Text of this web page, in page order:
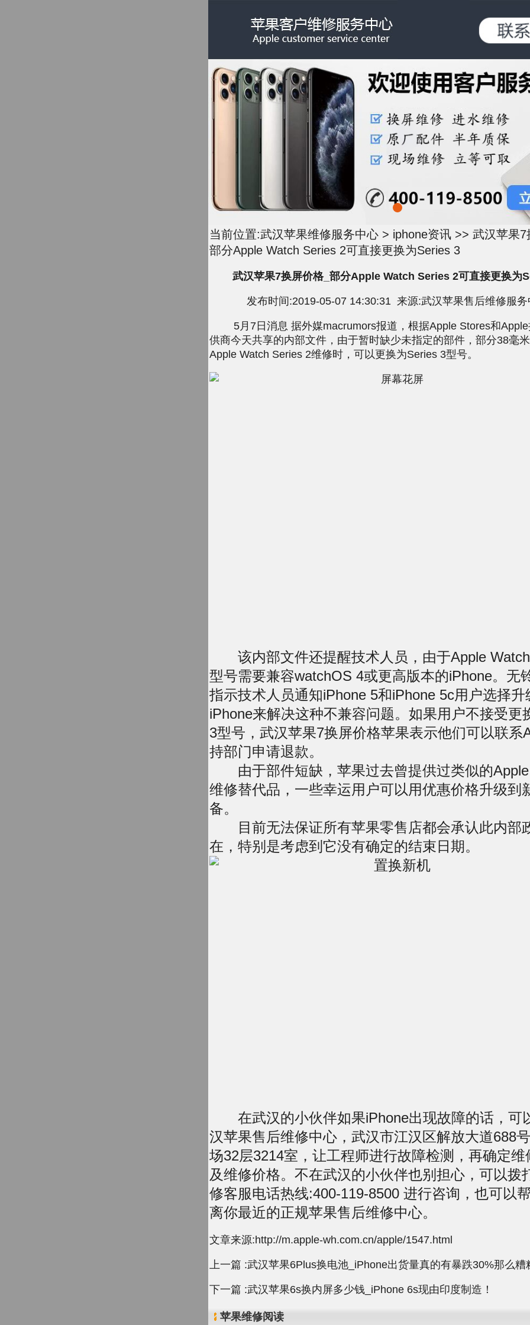
当前位置:武汉苹果维修服务中心 > iphone资讯 >> 武汉苹果7
部分Apple Watch Series 2可直接更换为Series 3
武汉苹果7换屏价格_部分Apple Watch Series 2可直接更换为
发布时间:2019-05-07 14:30:31 来源:武汉苹果售后维修服务
5月7日消息 据外媒macrumors报道，根据Apple Stores和Apple
供商今天共享的内部文件，由于暂时缺少未指定的部件，部分38毫
Apple Watch Series 2维修时，可以更换为Series 3型号。
该内部文件还提醒技术人员，由于Apple
型号需要兼容watchOS 4或更高版本的iPhone。 无
指示技术人员通知iPhone 5和iPhone 5c用户选择升
iPhone来解决这种不兼容问题。如果用户不接受更
3型号，武汉苹果7换屏价格苹果表示他们可以联系
持部门申请退款。
由于部件短缺，苹果过去曾提供过类似的Apple
维修替代品，一些幸运用户可以用优惠价格升级到
备。
目前无法保证所有苹果零售店都会承认此内部
在，特别是考虑到它没有确定的结束日期。
在武汉的小伙伴如果iPhone出现故障的话，可
汉苹果售后维修中心，武汉市江汉区解放大道688
场32层3214室，让工程师进行故障检测，再确定维
及维修价格。不在武汉的小伙伴也别担心，可以拨
修客服电话热线:400-119-8500 进行咨询，也可以
离你最近的正规苹果售后维修中心。
文章来源:http://m.apple-wh.com.cn/apple/1547.html
上一篇 :武汉苹果6Plus换电池_iPhone出货量真的有暴跌30%那么糟
下一篇 :武汉苹果6s换内屏多少钱_iPhone 6s现由印度制造！
苹果维修阅读